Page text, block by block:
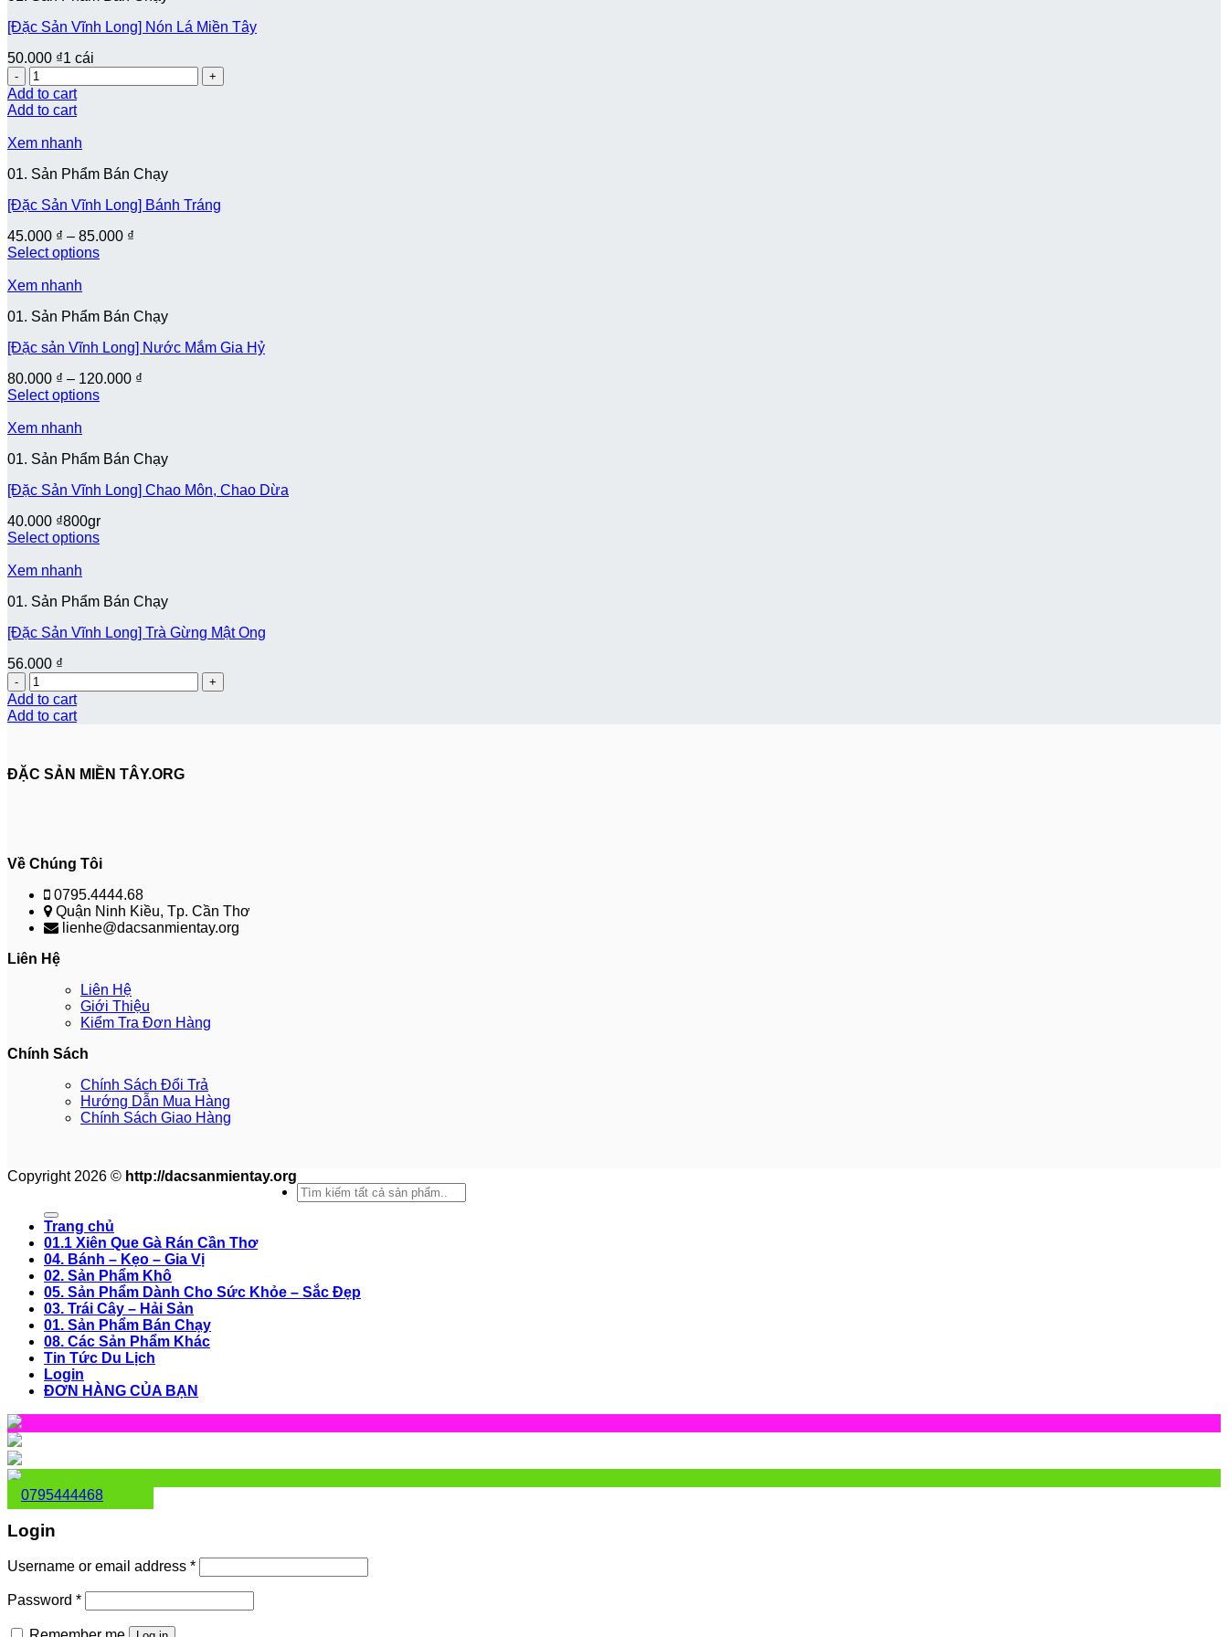
[Đặc Sản Vĩnh Long] Nón Lá Miền Tây
50.000 ₫1 cái
Quantity
Add to cart
Add to cart
Xem nhanh
01. Sản Phẩm Bán Chạy
[Đặc Sản Vĩnh Long] Bánh Tráng
45.000 ₫ – 85.000 ₫
Select options
Xem nhanh
01. Sản Phẩm Bán Chạy
[Đặc sản Vĩnh Long] Nước Mắm Gia Hỷ
80.000 ₫ – 120.000 ₫
Select options
Xem nhanh
01. Sản Phẩm Bán Chạy
[Đặc Sản Vĩnh Long] Chao Môn, Chao Dừa
40.000 ₫800gr
Select options
Xem nhanh
01. Sản Phẩm Bán Chạy
[Đặc Sản Vĩnh Long] Trà Gừng Mật Ong
56.000 ₫
Quantity
Add to cart
Add to cart
ĐẶC SẢN MIỀN TÂY.ORG
Về Chúng Tôi
0795.4444.68
Quận Ninh Kiều, Tp. Cần Thơ
lienhe@dacsanmientay.org
Liên Hệ
Liên Hệ
Giới Thiệu
Kiểm Tra Đơn Hàng
Chính Sách
Chính Sách Đổi Trả
Hướng Dẫn Mua Hàng
Chính Sách Giao Hàng
Copyright 2026 © http://dacsanmientay.org
Search
for:
Trang chủ
01.1 Xiên Que Gà Rán Cần Thơ
04. Bánh – Kẹo – Gia Vị
02. Sản Phẩm Khô
05. Sản Phẩm Dành Cho Sức Khỏe – Sắc Đẹp
03. Trái Cây – Hải Sản
01. Sản Phẩm Bán Chạy
08. Các Sản Phẩm Khác
Tin Tức Du Lịch
Login
ĐƠN HÀNG CỦA BẠN
0795444468
Login
Username or email address *
Password *